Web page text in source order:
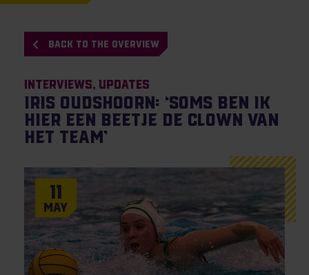
BACK TO THE OVERVIEW
Interviews Updates
Iris Oudshoorn: ‘Soms ben ik
hier een beetje de clown van
het team’
11
May